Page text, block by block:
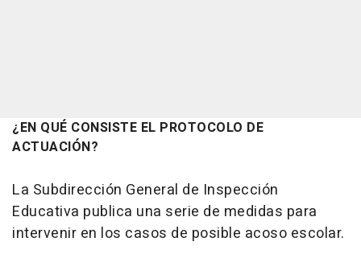
¿EN QUÉ CONSISTE EL PROTOCOLO DE
ACTUACIÓN?
La Subdirección General de Inspección
Educativa publica una serie de medidas para
intervenir en los casos de posible acoso escolar.